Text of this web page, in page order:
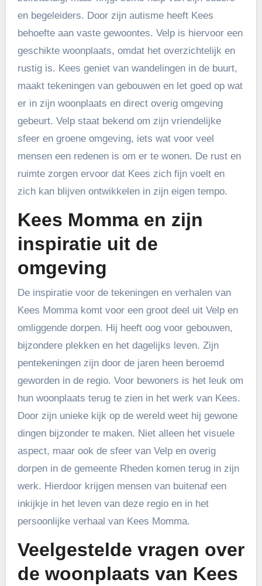
en begeleiders. Door zijn autisme heeft Kees
behoefte aan vaste gewoontes. Velp is hiervoor een
geschikte woonplaats, omdat het overzichtelijk en
rustig is. Kees geniet van wandelingen in de buurt,
maakt tekeningen van gebouwen en let goed op wat
er in zijn woonplaats en direct overig omgeving
gebeurt. Velp staat bekend om zijn vriendelijke
sfeer en groene omgeving, iets wat voor veel
mensen een redenen is om er te wonen. De rust en
ruimte zorgen ervoor dat Kees zich fijn voelt en
zich kan blijven ontwikkelen in zijn eigen tempo.
Kees Momma en zijn
inspiratie uit de
omgeving
De inspiratie voor de tekeningen en verhalen van
Kees Momma komt voor een groot deel uit Velp en
omliggende dorpen. Hij heeft oog voor gebouwen,
bijzondere plekken en het dagelijks leven. Zijn
pentekeningen zijn door de jaren heen beroemd
geworden in de regio. Voor bewoners is het leuk om
hun woonplaats terug te zien in het werk van Kees.
Door zijn unieke kijk op de wereld weet hij gewone
dingen bijzonder te maken. Niet alleen het visuele
aspect, maar ook de sfeer van Velp en overig
dorpen in de gemeente Rheden komen terug in zijn
werk. Hierdoor krijgen mensen van buitenaf een
inkijkje in het leven van deze regio en in het
persoonlijke verhaal van Kees Momma.
Veelgestelde vragen over
de woonplaats van Kees